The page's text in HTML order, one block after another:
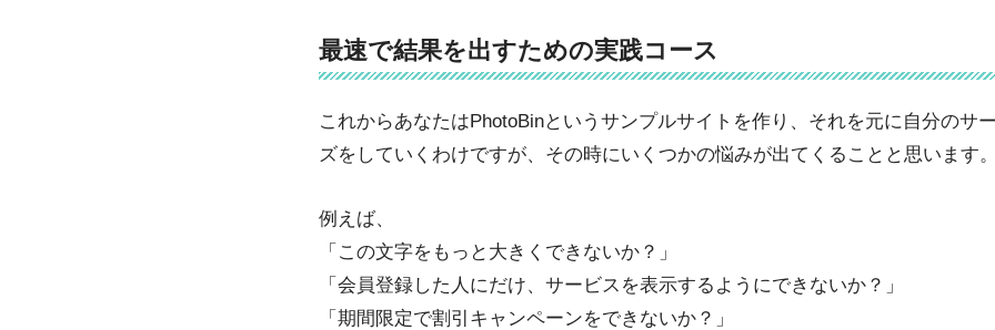
最速で結果を出すための実践コース
これからあなたはPhotoBinというサンプルサイトを作り、それを元に自分のサ
ズをしていくわけですが、その時にいくつかの悩みが出てくることと思います。
例えば、
「この文字をもっと大きくできないか？」
「会員登録した人にだけ、サービスを表示するようにできないか？」
「期間限定で割引キャンペーンをできないか？」